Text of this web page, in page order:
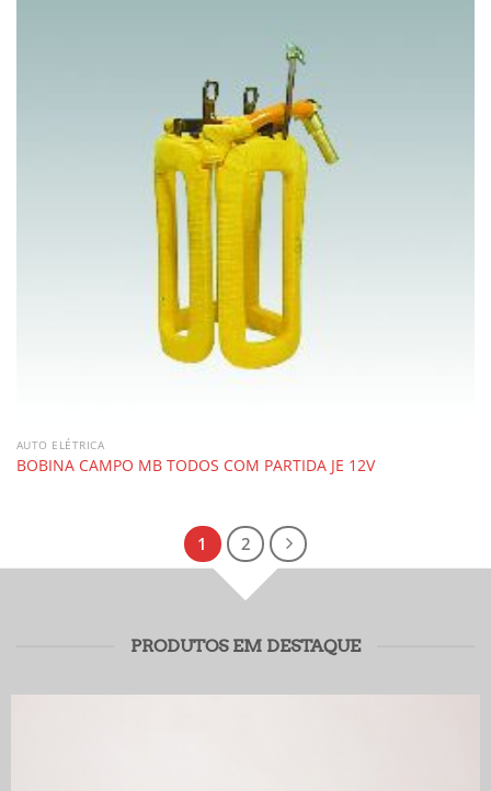
AUTO ELÉTRICA
BOBINA CAMPO MB TODOS COM PARTIDA JE 12V
1 2
PRODUTOS EM DESTAQUE